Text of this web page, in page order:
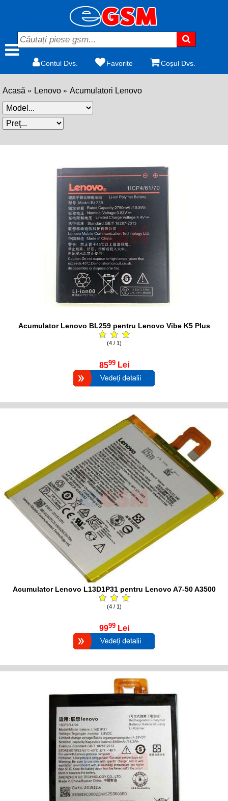
Contul Dvs. Favorite Coșul Dvs.
Acasă Lenovo Acumulatori Lenovo
Acumulator Lenovo BL259 pentru Lenovo Vibe K5 Plus
(4 / 1)
8599 Lei
Acumulator Lenovo L13D1P31 pentru Lenovo A7-50 A3500
(4 / 1)
9999 Lei